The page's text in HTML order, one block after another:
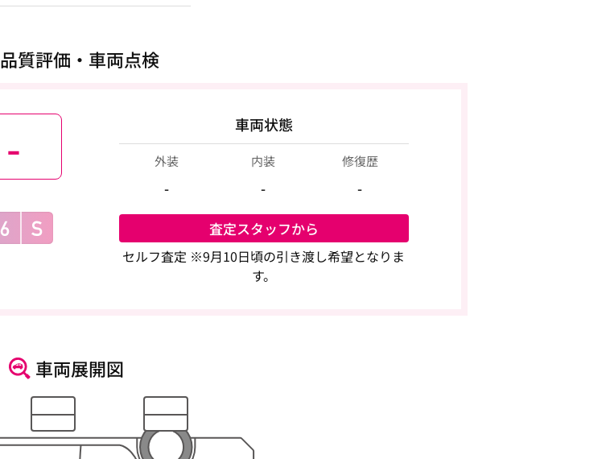
品質評価・車両点検
- 車両状態
外装
-
内装
-
修復歴
-
査定スタッフから
セルフ査定 ※9月10日頃の引き渡し希望となりま
す。
車両展開図